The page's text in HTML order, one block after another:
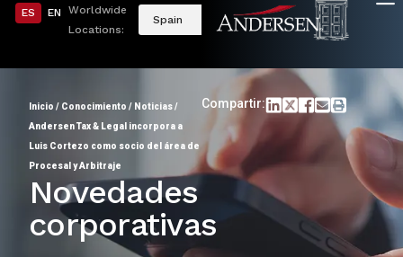
ES EN
Worldwide
Locations:
Spain
Inicio / Conocimiento / Noticias/
Andersen Tax & Legal incorpora a
Luis Cortezo como socio del área de
Procesal y Arbitraje
Compartir:
Novedades
corporativas